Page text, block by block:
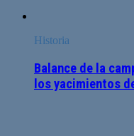
Historia
Balance de la
los yacimientos